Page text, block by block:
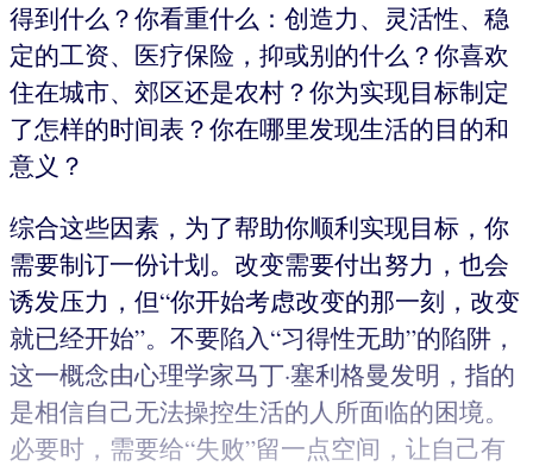
得到什么？你看重什么：创造力、灵活性、稳
定的工资、医疗保险，抑或别的什么？你喜欢
住在城市、郊区还是农村？你为实现目标制定
了怎样的时间表？你在哪里发现生活的目的和
意义？
综合这些因素，为了帮助你顺利实现目标，你
需要制订一份计划。改变需要付出努力，也会
诱发压力，但“你开始考虑改变的那一刻，改变
就已经开始”。不要陷入“习得性无助”的陷阱，
这一概念由心理学家马丁·塞利格曼发明，指的
是相信自己无法操控生活的人所面临的困境。
必要时，需要给“失败”留一点空间，让自己有